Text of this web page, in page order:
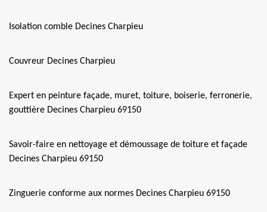
Isolation comble Decines Charpieu
Couvreur Decines Charpieu
Expert en peinture façade, muret, toiture, boiserie, ferronerie,
gouttière Decines Charpieu 69150
Savoir-faire en nettoyage et démoussage de toiture et façade
Decines Charpieu 69150
Zinguerie conforme aux normes Decines Charpieu 69150